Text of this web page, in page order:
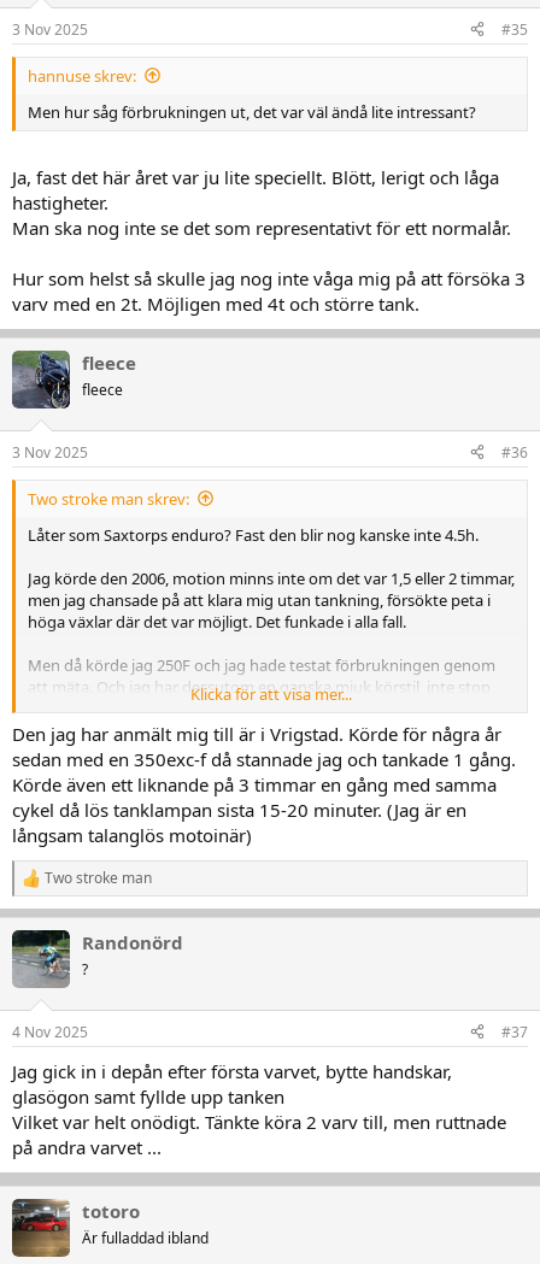
3 Nov 2025 #35
hannuse skrev:
Men hur såg förbrukningen ut, det var väl ändå lite intressant?
Ja, fast det här året var ju lite speciellt. Blött, lerigt och låga
hastigheter.
Man ska nog inte se det som representativt för ett normalår.
Hur som helst så skulle jag nog inte våga mig på att försöka 3
varv med en 2t. Möjligen med 4t och större tank.
fleece
fleece
3 Nov 2025 #36
Two stroke man skrev:
Låter som Saxtorps enduro? Fast den blir nog kanske inte 4.5h.
Jag körde den 2006, motion minns inte om det var 1,5 eller 2 timmar,
men jag chansade på att klara mig utan tankning, försökte peta i
höga växlar där det var möjligt. Det funkade i alla fall.
Men då körde jag 250F och jag hade testat förbrukningen genom
att mäta. Och jag har dessutom en ganska mjuk körstil, inte stop
and go.
Klicka för att visa mer...
Den jag har anmält mig till är i Vrigstad. Körde för några år
sedan med en 350exc-f då stannade jag och tankade 1 gång.
Körde även ett liknande på 3 timmar en gång med samma
cykel då lös tanklampan sista 15-20 minuter. (Jag är en
långsam talanglös motoinär)
R
e
k
t
e
:
Two stroke man
Randonörd
?
4 Nov 2025 #37
Jag gick in i depån efter första varvet, bytte handskar,
glasögon samt fyllde upp tanken
Vilket var helt onödigt. Tänkte köra 2 varv till, men ruttnade
på andra varvet ...
totoro
Är fulladdad ibland